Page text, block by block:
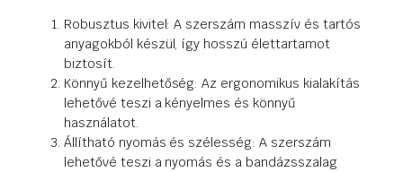
Robusztus kivitel: A szerszám masszív és tartós
anyagokból készül, így hosszú élettartamot
biztosít.
Könnyű kezelhetőség: Az ergonomikus kialakítás
lehetővé teszi a kényelmes és könnyű
használatot.
Állítható nyomás és szélesség: A szerszám
lehetővé teszi a nyomás és a bandázsszalag